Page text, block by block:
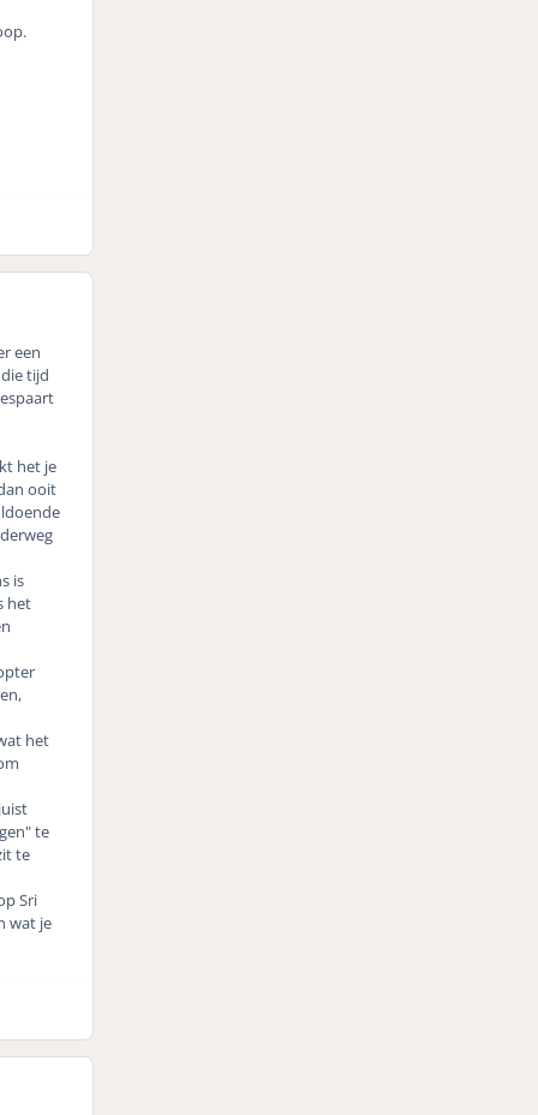
een
tijd
het je
ooit
is
het
het
te
te
Sri
wat je